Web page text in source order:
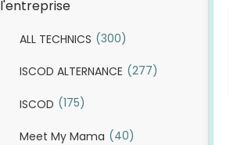
l'entreprise
ALL TECHNICS (300)
ISCOD ALTERNANCE (277)
ISCOD (175)
Meet My Mama (40)